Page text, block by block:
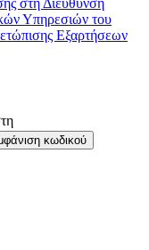
Υπηρεσιών του
Εξαρτήσεων
κωδικού